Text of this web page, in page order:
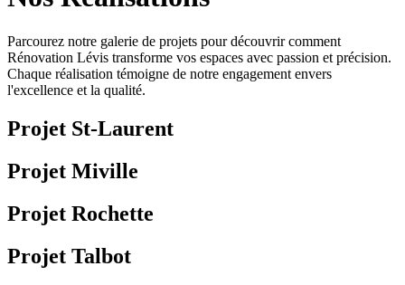
Parcourez notre galerie de projets pour découvrir comment
Rénovation Lévis transforme vos espaces avec passion et précision.
Chaque réalisation témoigne de notre engagement envers
l'excellence et la qualité.
Projet St-Laurent
Projet Miville
Projet Rochette
Projet Talbot